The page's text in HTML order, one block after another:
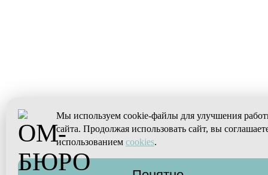
Мы используем cookie-файлы для улучшения
сайта. Продолжая использовать сайт, вы
использованием cookies.